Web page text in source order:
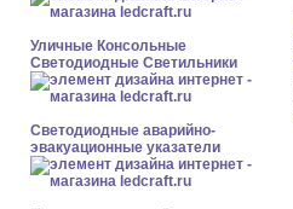
Уличные Консольные
Светодиодные Светильники
Светодиодные аварийно-
эвакуационные указатели